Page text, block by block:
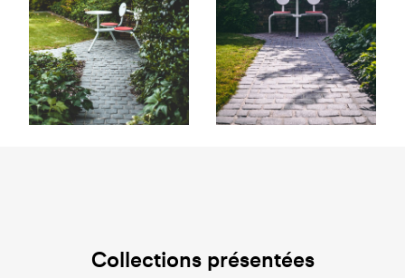
Collections présentées